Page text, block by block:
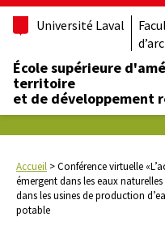
Université Laval
École supérieure
territoire
et de développement
Accueil >Conférence virtuelle
émergent dans les eaux
dans les usines de production
potable